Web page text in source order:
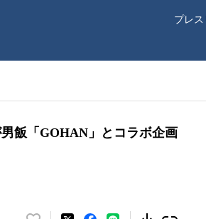
プレ
飯「GOHAN」とコラボ企画